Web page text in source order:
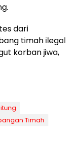
dari
timah ilegal
korban jiwa,
Timah